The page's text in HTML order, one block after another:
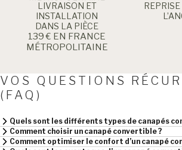
LIVRAISON ET
INSTALLATION
DANS LA PIÈCE
139 € EN FRANCE
MÉTROPOLITAINE
VOS QUESTIONS
(FAQ)
Quels sont les différents types de canapés
Comment choisir un canapé convertible ?
Comment optimiser le confort d’un canapé